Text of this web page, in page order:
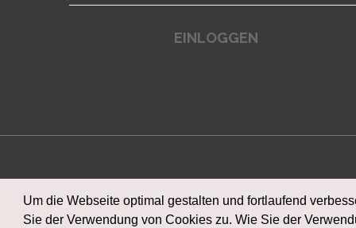
Um die Webseite optimal gestalten und fortlaufend
Sie der Verwendung von Cookies zu. Wie Sie der
EINLOGGEN